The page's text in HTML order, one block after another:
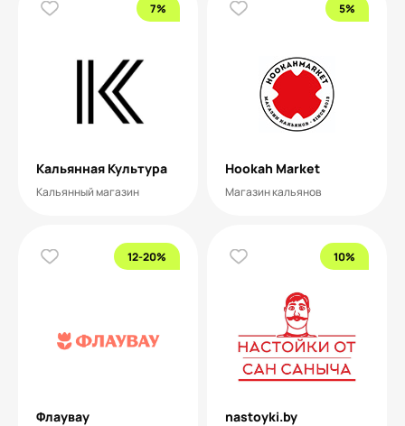
7%
Кальянная Культура
Кальянный магазин
5%
Hookah Market
Магазин кальянов
12-20%
Флаувау
10%
nastoyki.by